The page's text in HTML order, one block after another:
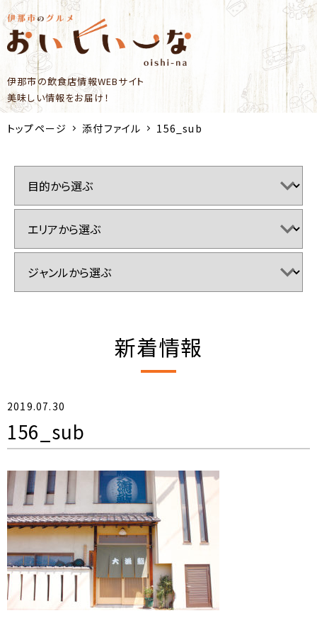
伊那市の飲食店情報WEBサイト
美味しい情報をお届け！
トップページ 添付ファイル 156_sub
新着情報
2019.07.30
156_sub